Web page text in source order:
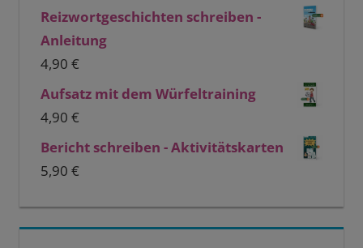
Reizwortgeschichten schreiben -
Anleitung
4,90 €
Aufsatz mit dem Würfeltraining
4,90 €
Bericht schreiben - Aktivitätskarten
5,90 €